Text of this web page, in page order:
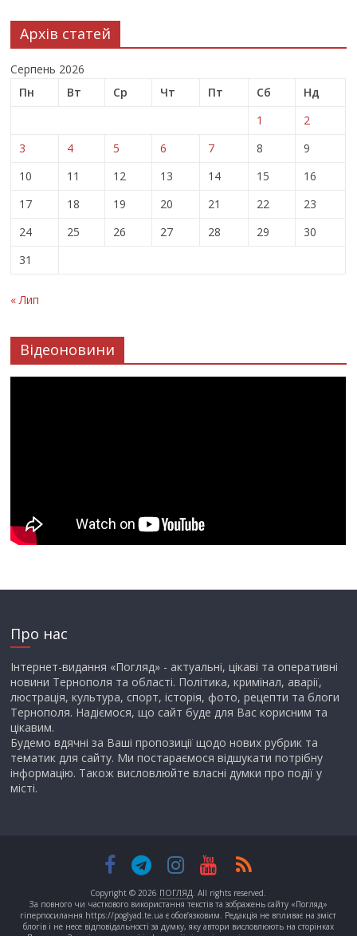
Архів статей
Серпень 2026
Пн
Вт Ср Чт Пт Сб
Нд
1
2
3
4 5 6 7 8
9
10
11 12 13 14 15
16
17
18 19 20 21 22
23
24
25 26 27 28 29
30
31
« Лип
Відеоновини
Про нас
Інтернет-видання «Погляд» - актуальні, цікаві та оперативні
новини Тернополя та області. Політика, кримінал, аварії,
люстрація, культура, спорт, історія, фото, рецепти та блоги
Тернополя. Надіємося, що сайт буде для Вас корисним та
цікавим.
Будемо вдячні за Ваші пропозиції щодо нових рубрик та
тематик для сайту. Ми постараємося відшукати потрібну
інформацію. Також висловлюйте власні думки про події у
місті.
Copyright © 2026 ПОГЛЯД . All rights reserved.
За повного чи часткового використання текстів та зображень сайту «Погляд»
гіперпосилання https://poglyad.te.ua є обов’язковим. Редакція не впливає на зміст
блогів і не несе відповідальності за думку, яку автори висловлюють на сторінках